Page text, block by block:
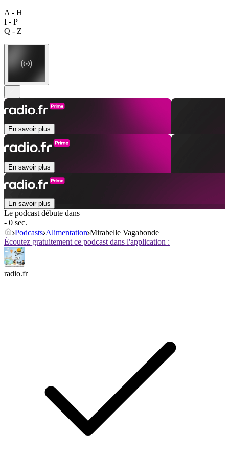
A - H
I - P
Q - Z
En savoir plus
En savoir plus
En savoir plus
Le podcast débute dans
- 0 sec.
Podcasts Alimentation Mirabelle Vagabonde
Écoutez gratuitement ce podcast dans l'application :
radio.fr